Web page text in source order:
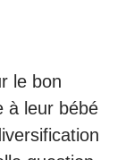
le bon
à leur bébé